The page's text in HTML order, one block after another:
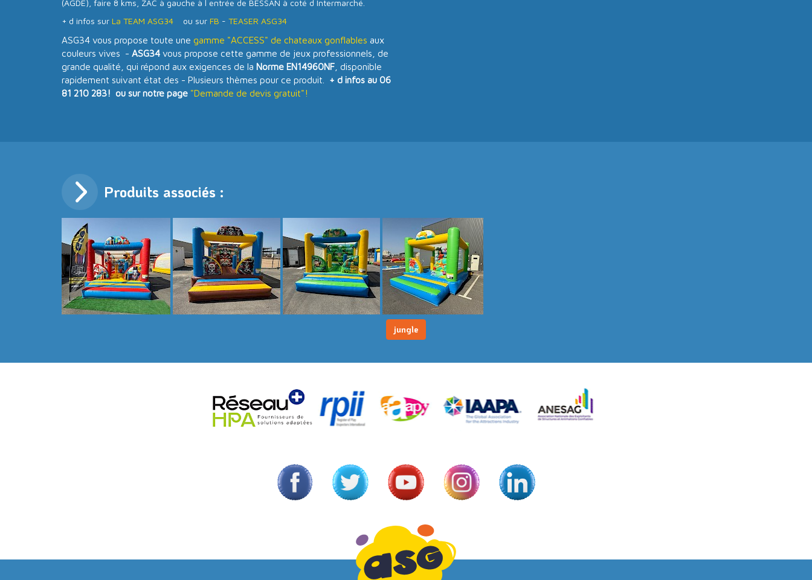
(AGDE), faire 8 kms, ZAC à gauche à l entrée de BESSAN à coté d Intermarché.
+ d infos sur La TEAM ASG34 ou sur FB - TEASER ASG34
ASG34 vous propose toute une gamme "ACCESS" de chateaux gonflables aux
couleurs vives - ASG34 vous propose cette gamme de jeux professionnels, de
grande qualité, qui répond aux exigences de la Norme EN14960NF , disponible
rapidement suivant état des - Plusieurs thèmes pour ce produit.
+ d infos au 06
81 210 283! ou sur notre page "Demande de devis gratuit"!
Produits associés :
jungle